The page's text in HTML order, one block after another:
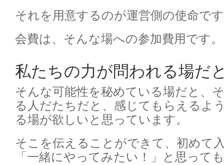
それを用意するのが運営側の使命で
会費は、そんな場への参加費用です。
私たちの力が問われる場だ
そんな可能性を秘めている場だと、
る人だたちだと、感じてもらえるよ
る場が欲しいと思っています。
そこを伝えることができて、初めて
「一緒にやってみたい！」と思って